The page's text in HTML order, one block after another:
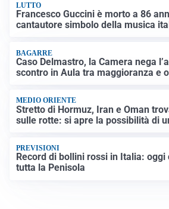
LUTTO
Francesco Guccini è morto a 86
cantautore simbolo della musica
BAGARRE
Caso Delmastro, la Camera nega
scontro in Aula tra maggioranza e
MEDIO ORIENTE
Stretto di Hormuz, Iran e Oman
sulle rotte: si apre la possibilità di
PREVISIONI
Record di bollini rossi in Italia:
tutta la Penisola